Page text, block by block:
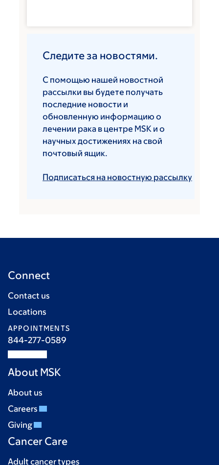
Следите за новостями.
С помощью нашей новостной
рассылки вы будете получать
последние новости и
обновленную информацию о
лечении рака в центре MSK и о
научных достижениях на свой
почтовый ящик.
Подписаться на новостную рассылку
Connect
Contact us
Locations
APPOINTMENTS
844-277-0589
About MSK
About us
Careers
Giving
Cancer Care
Adult cancer types